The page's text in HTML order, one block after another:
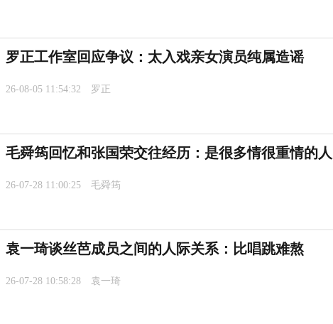
罗正工作室回应争议：太入戏亲女演员纯属造谣
26-08-05 11:54:32 罗正
毛舜筠回忆和张国荣交往经历：是很多情很重情的人
26-07-28 11:00:25 毛舜筠
袁一琦谈丝芭成员之间的人际关系：比唱跳难熬
26-07-28 10:58:28 袁一琦